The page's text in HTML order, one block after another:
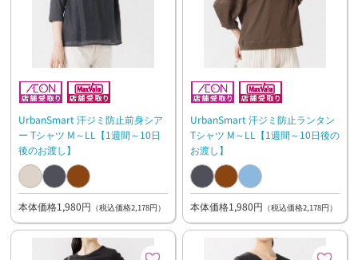
UrbanSmart 汗ジミ防止前身シア
ー Tシャツ M～LL【1週間～10日
後のお渡し】
本体価格1,980円 （税込価格2,178円）
UrbanSmart 汗ジミ防止ランタン
Tシャツ M～LL【1週間～10日後の
お渡し】
本体価格1,980円 （税込価格2,178円）